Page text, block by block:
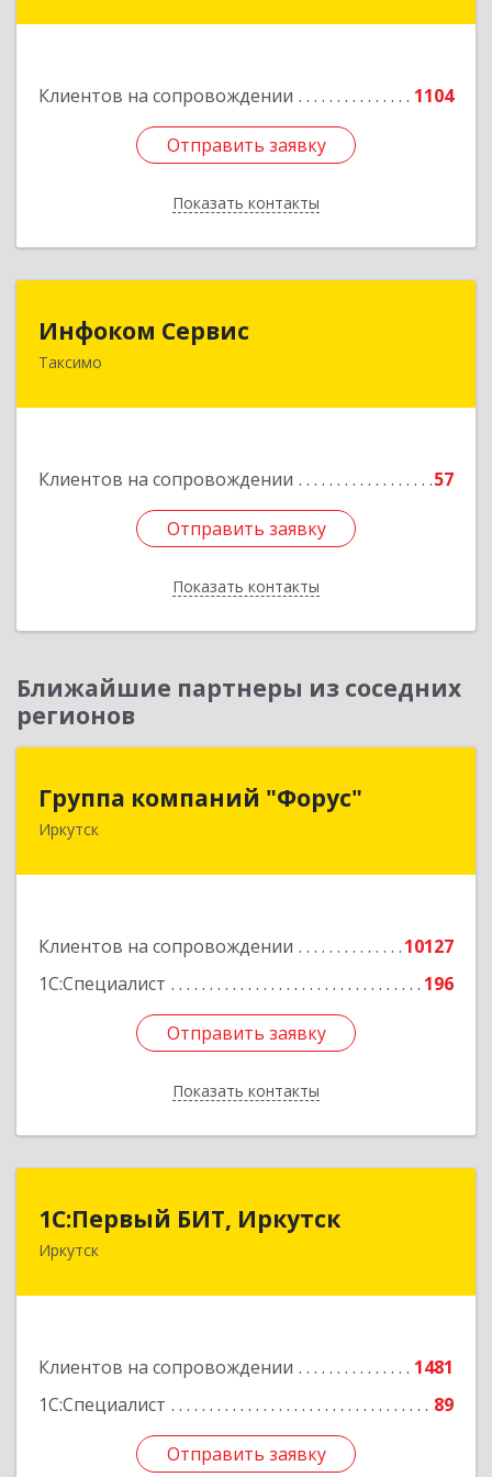
Клиентов на сопровождении 1104
Отправить заявку
Показать контакты
Отправить заявку
Назад
Инфоком Сервис
Таксимо
Клиентов на сопровождении 57
Отправить заявку
Показать контакты
671560, Республика Бурятия, Муйский р-н, пгт.
Отправить заявку
Назад
Ближайшие партнеры из соседних
регионов
Группа компаний "Форус"
Иркутск
Клиентов на сопровождении
10127
1С:Специалист
196
Отправить заявку
Показать контакты
Группа компаний "Форус"
664007, Иркутская обл, Иркутск г, Ямская ул,
Отправить заявку
Назад
1С:Первый БИТ, Иркутск
Иркутск
Клиентов на сопровождении
1481
1С:Специалист
89
Отправить заявку
1С:Первый БИТ, Иркутск
664007, Иркутская обл, Иркутск г, Декабрьских
Отправить заявку